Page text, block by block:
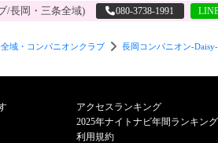
/長岡・三条全域) 080-3738-1991
域・コンパニオンクラブ 長岡コンパニオン-
アクセスランキング
2025年ナイトナビ年間ランキング
利用規約